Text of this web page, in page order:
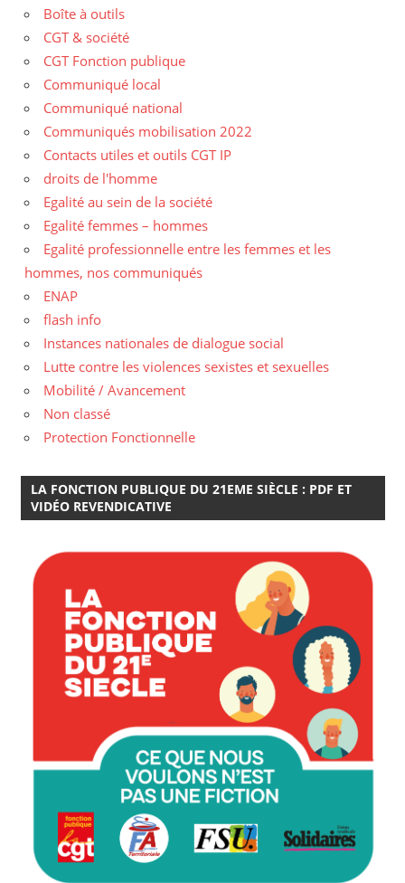
Boîte à outils
CGT & société
CGT Fonction publique
Communiqué local
Communiqué national
Communiqués mobilisation 2022
Contacts utiles et outils CGT IP
droits de l'homme
Egalité au sein de la société
Egalité femmes – hommes
Egalité professionnelle entre les femmes et les
hommes, nos communiqués
ENAP
flash info
Instances nationales de dialogue social
Lutte contre les violences sexistes et sexuelles
Mobilité / Avancement
Non classé
Protection Fonctionnelle
LA FONCTION PUBLIQUE DU 21EME SIÈCLE : PDF ET
VIDÉO REVENDICATIVE